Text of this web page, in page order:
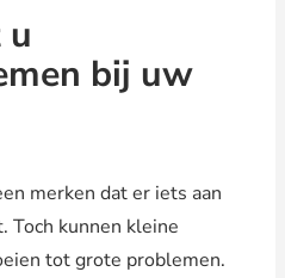
bij uw
merken dat er iets aan
Toch kunnen kleine
tot grote problemen.